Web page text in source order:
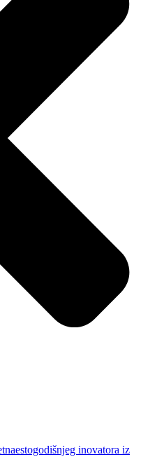
inovatora iz